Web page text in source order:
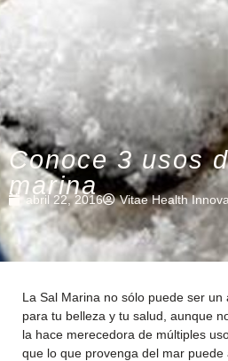
Conoce 3 usos
marina
abril 22, 2016 Vitae Health
La Sal Marina no sólo puede ser
para tu belleza y tu salud, aunque
la hace merecedora de múltiples
que lo que provenga del mar